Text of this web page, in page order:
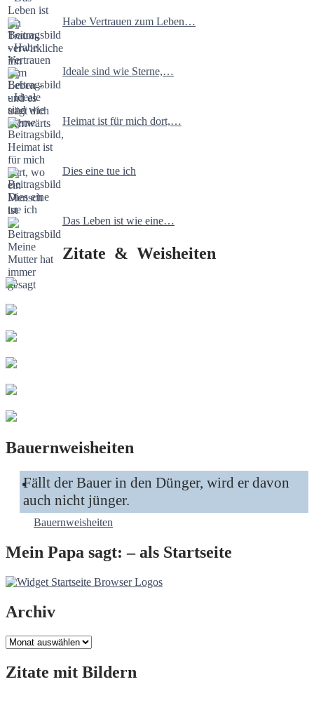
Habe Vertrauen zum Leben…
Ideale sind wie Sterne,…
Heimat ist für mich dort,…
Dies eine tue ich
Das Leben ist wie eine…
Zitate & Weisheiten
Bauernweisheiten
Fällt der Bauer in den Dünger, wird er davon
auch nicht jünger.
Bauernweisheiten
Mein Papa sagt: – als Startseite
Archiv
Archiv
Zitate mit Bildern